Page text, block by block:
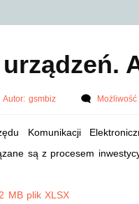
Autor: gsmbiz
Komunikacji
są z procesem
MB plik XLSX